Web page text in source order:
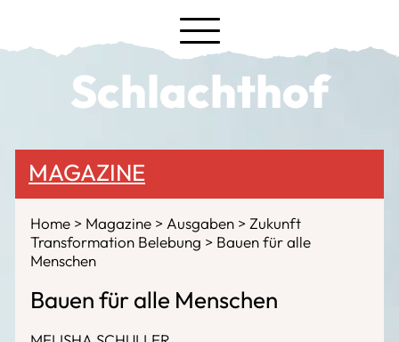
Schlachthof
MAGAZINE
Home Magazine Ausgaben
Zukunft
Transformation Belebung
Bauen für alle
Menschen
Bauen für alle Menschen